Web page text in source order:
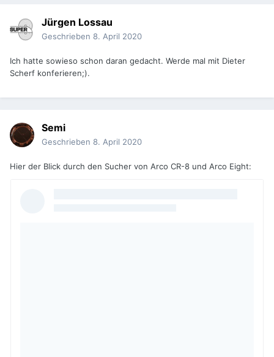
Jürgen Lossau
Geschrieben 8. April 2020
Ich hatte sowieso schon daran gedacht. Werde mal mit Dieter
Scherf konferieren;).
Semi
Geschrieben 8. April 2020
Hier der Blick durch den Sucher von Arco CR-8 und Arco Eight: